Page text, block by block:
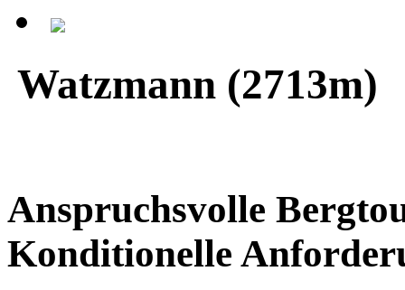
Watzmann (2713m)
Anspruchsvolle
Konditionelle